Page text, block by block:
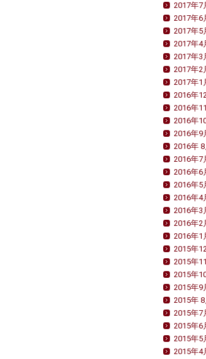
2017年7
2017年6
2017年5
2017年4
2017年3
2017年2
2017年1
2016年
2016年
2016年
2016年9
2016年 8
2016年7
2016年6
2016年5
2016年4
2016年3
2016年2
2016年1
2015年
2015年
2015年
2015年9
2015年 8
2015年7
2015年6
2015年5
2015年4